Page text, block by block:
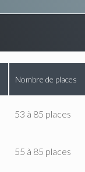
Nombre de places
53 à 85 places
55 à 85 places